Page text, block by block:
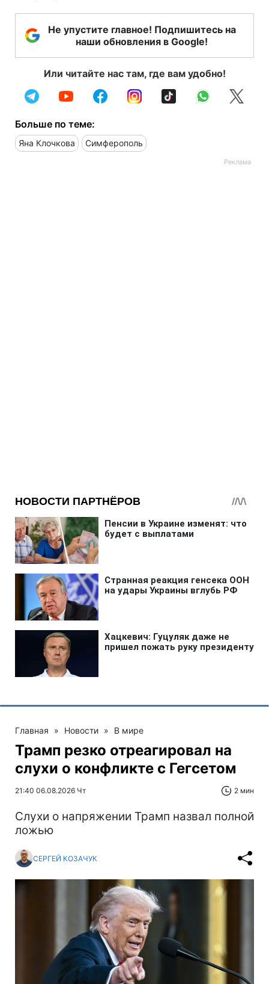
Не упустите главное! Подпишитесь на
наши обновления в Google!
Или читайте нас там, где вам удобно!
Больше по теме:
Яна Клочкова Симферополь
Главная » Новости » В мире
Трамп резко отреагировал на
слухи о конфликте с Гегсетом
21:40 06.08.2026 Чт 2 мин
Слухи о напряжении Трамп назвал полной
ложью
СЕРГЕЙ КОЗАЧУК